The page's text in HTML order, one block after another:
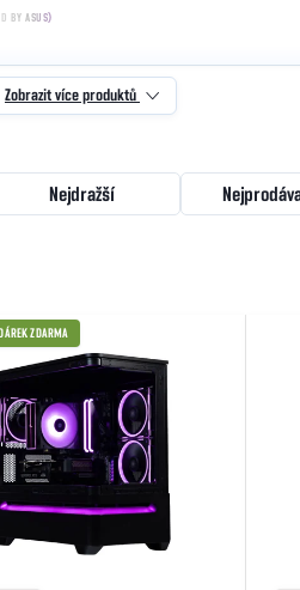
BY ASUS)
Zobrazit více produktů
Nejdražší
ZDARMA